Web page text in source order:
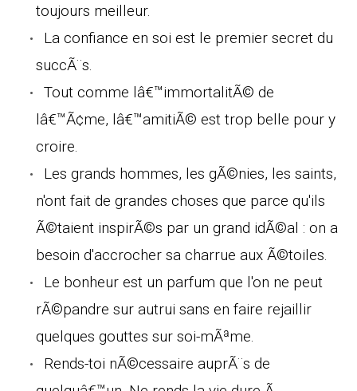
toujours meilleur.
La confiance en soi est le premier secret du
succÃ¨s.
Tout comme lâ€™immortalitÃ© de
lâ€™Ã¢me, lâ€™amitiÃ© est trop belle pour y
croire.
Les grands hommes, les gÃ©nies, les saints,
n'ont fait de grandes choses que parce qu'ils
Ã©taient inspirÃ©s par un grand idÃ©al : on a
besoin d'accrocher sa charrue aux Ã©toiles.
Le bonheur est un parfum que l'on ne peut
rÃ©pandre sur autrui sans en faire rejaillir
quelques gouttes sur soi-mÃªme.
Rends-toi nÃ©cessaire auprÃ¨s de